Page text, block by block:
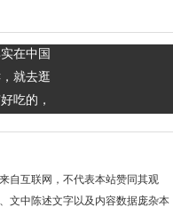
在中国
就去逛
吃的，
自互联网，不代表本站赞同其观
文中陈述文字以及内容数据庞杂本